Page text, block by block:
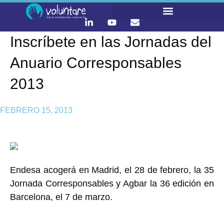
Inscríbete en las Jornadas del
Anuario Corresponsables
2013
FEBRERO 15, 2013
Endesa acogerá en Madrid, el 28 de febrero, la 35
Jornada Corresponsables y Agbar la 36 edición en
Barcelona, el 7 de marzo.